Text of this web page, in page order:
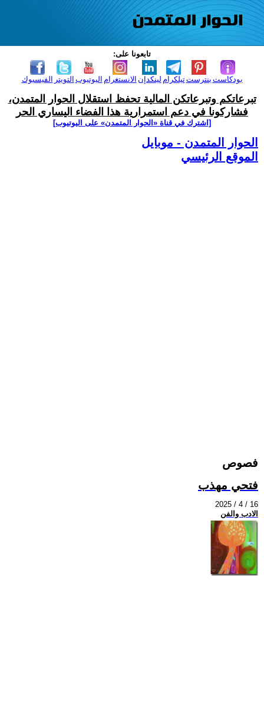
تابعونا على:
الفيسبوك التويتر اليوتيوب الانستغرام لينكدإن تيلكرامبنترست بودكاست
تبرعاتكم وتبرعاتكن المالية تحفظ استقلال الحوار المتمدن،
فشاركونا في دعم استمرارية هذا الفضاء اليساري الحر
[اشترك في قناة ‫«الحوار المتمدن» على اليوتيوب]
الحوار المتمدن - موبايل
الموقع الرئيسي
فصوص
فتحي مهذب
2025 / 4 / 16
الادب والفن